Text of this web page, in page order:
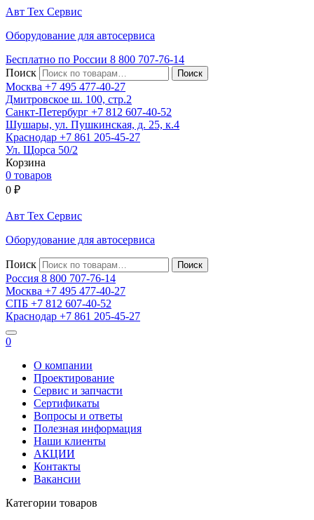
Авт Тех Сервис
Оборудование для автосервиса
Бесплатно по России 8 800 707-76-14
Поиск
Москва +7 495 477-40-27
Дмитровское ш. 100, стр.2
Санкт-Петербург +7 812 607-40-52
Шушары, ул. Пушкинская, д. 25, к.4
Краснодар +7 861 205-45-27
Ул. Щорса 50/2
Корзина
0 товаров
0 ₽
Авт Тех Сервис
Оборудование для автосервиса
Поиск
Россия 8 800 707-76-14
Москва +7 495 477-40-27
СПБ +7 812 607-40-52
Краснодар +7 861 205-45-27
0
О компании
Проектирование
Сервис и запчасти
Сертификаты
Вопросы и ответы
Полезная информация
Наши клиенты
АКЦИИ
Контакты
Вакансии
Категории товаров